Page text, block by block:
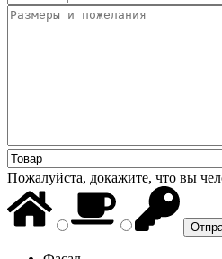
Пожалуйста, докажите, что вы